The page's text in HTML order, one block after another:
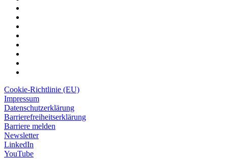
Cookie-Richtlinie (EU)
Impressum
Datenschutzerklärung
Barrierefreiheitserklärung
Barriere melden
Newsletter
LinkedIn
YouTube